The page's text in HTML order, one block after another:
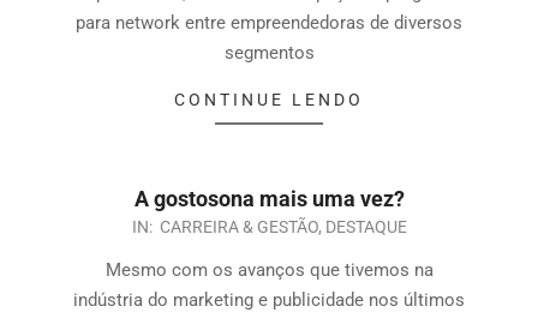
para network entre empreendedoras de diversos
segmentos
CONTINUE LENDO
A gostosona mais uma vez?
IN: CARREIRA & GESTÃO, DESTAQUE
Mesmo com os avanços que tivemos na
indústria do marketing e publicidade nos últimos